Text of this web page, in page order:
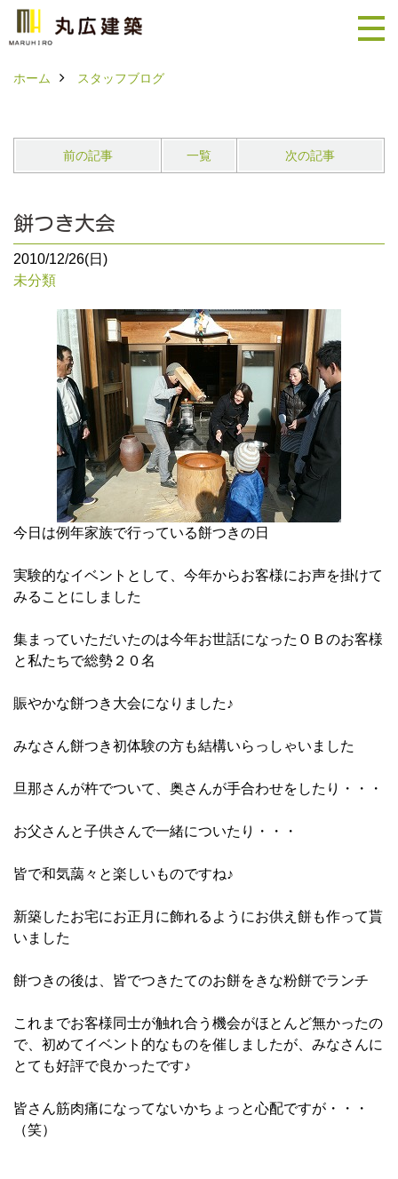
ホーム スタッフブログ
前の記事 一覧 次の記事
餅つき大会
2010/12/26(日)
未分類
今日は例年家族で行っている餅つきの日
実験的なイベントとして、今年からお客様にお声を掛けて
みることにしました
集まっていただいたのは今年お世話になったＯＢのお客様
と私たちで総勢２０名
賑やかな餅つき大会になりました♪
みなさん餅つき初体験の方も結構いらっしゃいました
旦那さんが杵でついて、奥さんが手合わせをしたり・・・
お父さんと子供さんで一緒についたり・・・
皆で和気藹々と楽しいものですね♪
新築したお宅にお正月に飾れるようにお供え餅も作って貰
いました
餅つきの後は、皆でつきたてのお餅をきな粉餅でランチ
これまでお客様同士が触れ合う機会がほとんど無かったの
で、初めてイベント的なものを催しましたが、みなさんに
とても好評で良かったです♪
皆さん筋肉痛になってないかちょっと心配ですが・・・
（笑）